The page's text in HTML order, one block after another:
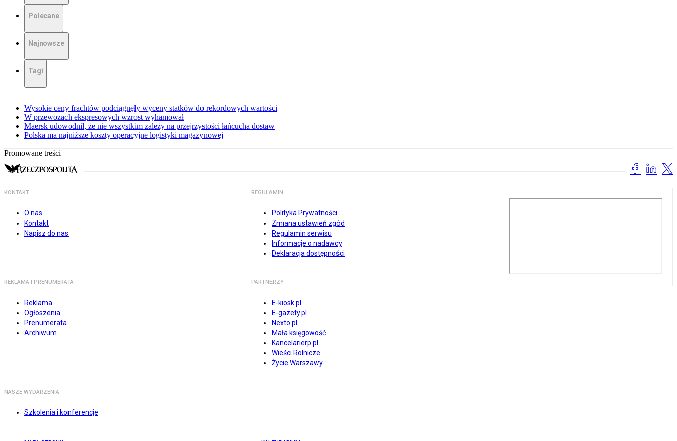
Polecane
Najnowsze
Tagi
Wysokie ceny frachtów podciągnęły wyceny statków do rekordowych wartości
W przewozach ekspresowych wzrost wyhamował
Maersk udowodnił, że nie wszystkim zależy na przejrzystości łańcucha dostaw
Polska ma najniższe koszty operacyjne logistyki magazynowej
Promowane treści
KONTAKT
O nas
Kontakt
Napisz do nas
REGULAMIN
Polityka Prywatności
Zmiana ustawień zgód
Regulamin serwisu
Informacje o nadawcy
Deklaracja dostępności
REKLAMA I PRENUMERATA
Reklama
Ogłoszenia
Prenumerata
Archiwum
PARTNERZY
E-kiosk.pl
E-gazety.pl
Nexto.pl
Mała księgowość
Kancelarierp.pl
Wieści Rolnicze
Życie Warszawy
NASZE WYDARZENIA
Szkolenia i konferencje